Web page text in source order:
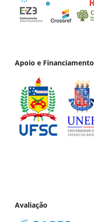
Apoio e Financiamento
Avaliação